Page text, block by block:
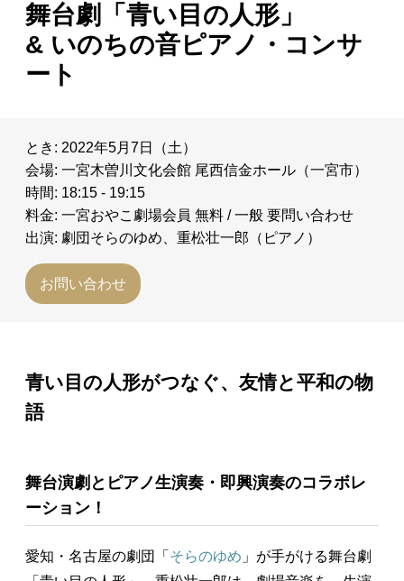
舞台劇「青い目の人形」
& いのちの音ピアノ・コンサ
ート
とき: 2022年5月7日（土）
会場: 一宮木曽川文化会館 尾西信金ホール（一宮市）
時間: 18:15 - 19:15
料金: 一宮おやこ劇場会員 無料 / 一般 要問い合わせ
出演: 劇団そらのゆめ、重松壮一郎（ピアノ）
お問い合わせ
青い目の人形がつなぐ、友情と平和の物
語
舞台演劇とピアノ生演奏・即興演奏のコラボレ
ーション！
愛知・名古屋の劇団「 そらのゆめ 」が手がける舞台劇